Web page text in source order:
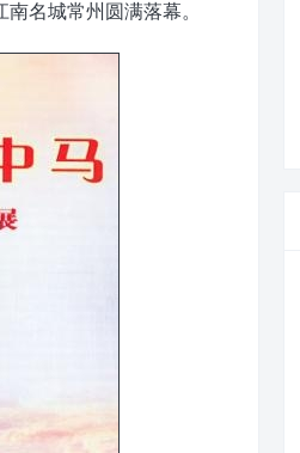
名城常州圆满落幕。